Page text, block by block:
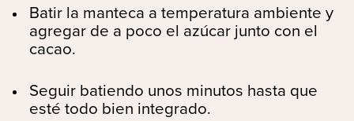
Batir la manteca a temperatura ambiente y
agregar de a poco el azúcar junto con el
cacao.
Seguir batiendo unos minutos hasta que
esté todo bien integrado.